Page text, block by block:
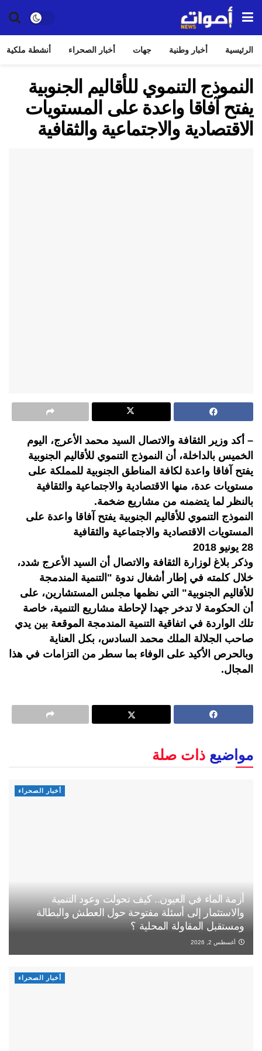
الرئيسية أخبار وطنية جهات أخبار الصحراء أنشطة ملكية
النموذج التنموي للأقاليم الجنوبية
يفتح آفاقا واعدة على المستويات
الاقتصادية والاجتماعية والثقافية
– أكد وزير الثقافة والاتصال السيد محمد الأعرج، اليوم
الخميس بالداخلة، أن النموذج التنموي للأقاليم الجنوبية
يفتح آفاقا واعدة لكافة المناطق الجنوبية للمملكة على
مستويات عدة، منها الاقتصادية والاجتماعية والثقافية
بالنظر لما يتضمنه من مشاريع ضخمة.
النموذج التنموي للأقاليم الجنوبية يفتح آفاقا واعدة على
المستويات الاقتصادية والاجتماعية والثقافية
28 يونيو 2018
وذكر بلاغ لوزارة الثقافة والاتصال أن السيد الأعرج شدد،
خلال كلمته في إطار أشغال ندوة "التنمية المندمجة
للأقاليم الجنوبية" التي نظمها مجلس المستشارين، على
أن الحكومة لا تدخر جهدا لإحاطة مشاريع التنمية، خاصة
تلك الواردة في اتفاقية التنمية المندمجة الموقعة بين يدي
صاحب الجلالة الملك محمد السادس، بكل العناية
وبالحرص الأكيد على الوفاء بما سطر من التزامات في هذا
المجال.
مواضيع ذات صلة
أخبار الصحراء
أزمة الماء في العيون.. كيف تحولت وعود التنمية
والاستثمار إلى أسئلة مفتوحة حول العطش والبطالة
ومستقبل المقاولة المحلية ؟
أغسطس 2, 2026
أخبار الصحراء